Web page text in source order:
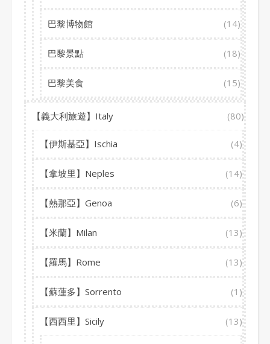
巴黎博物館 (14)
巴黎景點 (18)
巴黎美食 (15)
【義大利旅遊】Italy (80)
【伊斯基亞】Ischia (4)
【拿坡里】Neples (14)
【熱那亞】Genoa (6)
【米蘭】Milan (13)
【羅馬】Rome (13)
【蘇蓮多】Sorrento (1)
【西西里】Sicily (13)